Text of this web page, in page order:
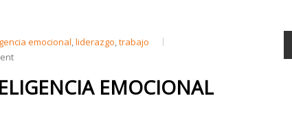
emocional,liderazgo,trabajo
EMOCIONAL